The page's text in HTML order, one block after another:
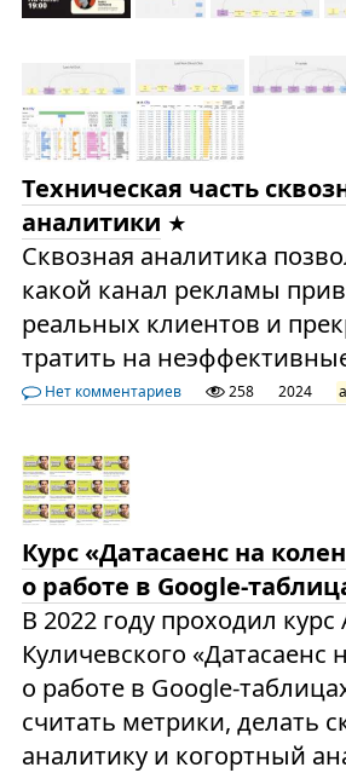
Техническая часть
аналитики
Сквозная аналитика
какой канал рекламы
реальных клиентов и
тратить на
Нет комментариев 258 2024
Курс «Датасаенс на
о работе в Google-
В 2022 году проходил курс
Куличевского «Датасаенс
о работе в Google-
считать метрики, делать
аналитику и когортный